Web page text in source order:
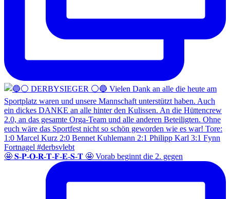
🤩 𝐒-𝐏-𝐎-𝐑-𝐓-𝐅-𝐄-𝐒-𝐓 🤩 Vorab beginnt die 2. gegen